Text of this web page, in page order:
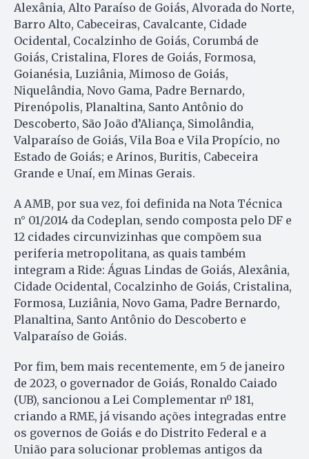
Alexânia, Alto Paraíso de Goiás, Alvorada do Norte,
Barro Alto, Cabeceiras, Cavalcante, Cidade
Ocidental, Cocalzinho de Goiás, Corumbá de
Goiás, Cristalina, Flores de Goiás, Formosa,
Goianésia, Luziânia, Mimoso de Goiás,
Niquelândia, Novo Gama, Padre Bernardo,
Pirenópolis, Planaltina, Santo Antônio do
Descoberto, São João d’Aliança, Simolândia,
Valparaíso de Goiás, Vila Boa e Vila Propício, no
Estado de Goiás; e Arinos, Buritis, Cabeceira
Grande e Unaí, em Minas Gerais.
A AMB, por sua vez, foi definida na Nota Técnica
n° 01/2014 da Codeplan, sendo composta pelo DF e
12 cidades circunvizinhas que compõem sua
periferia metropolitana, as quais também
integram a Ride: Águas Lindas de Goiás, Alexânia,
Cidade Ocidental, Cocalzinho de Goiás, Cristalina,
Formosa, Luziânia, Novo Gama, Padre Bernardo,
Planaltina, Santo Antônio do Descoberto e
Valparaíso de Goiás.
Por fim, bem mais recentemente, em 5 de janeiro
de 2023, o governador de Goiás, Ronaldo Caiado
(UB), sancionou a Lei Complementar nº 181,
criando a RME, já visando ações integradas entre
os governos de Goiás e do Distrito Federal e a
União para solucionar problemas antigos da